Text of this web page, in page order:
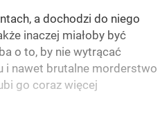
a dochodzi do niego
inaczej miałoby być
o to, by nie wytrącać
i nawet brutalne morderstwo
go coraz więcej